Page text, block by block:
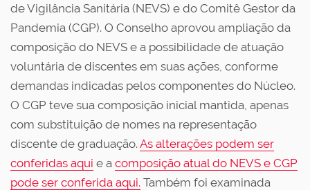
de Vigilância Sanitária (NEVS) e do Comitê Gestor da
Pandemia (CGP). O Conselho aprovou ampliação da
composição do NEVS e a possibilidade de atuação
voluntária de discentes em suas ações, conforme
demandas indicadas pelos componentes do Núcleo.
O CGP teve sua composição inicial mantida, apenas
com substituição de nomes na representação
discente de graduação. As alterações podem ser
conferidas aqui e a composição atual do NEVS e CGP
pode ser conferida aqui. Também foi examinada